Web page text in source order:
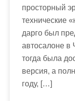
просторный
технические
дарго был
автосалоне в
тогда была
версия, а
году, […]